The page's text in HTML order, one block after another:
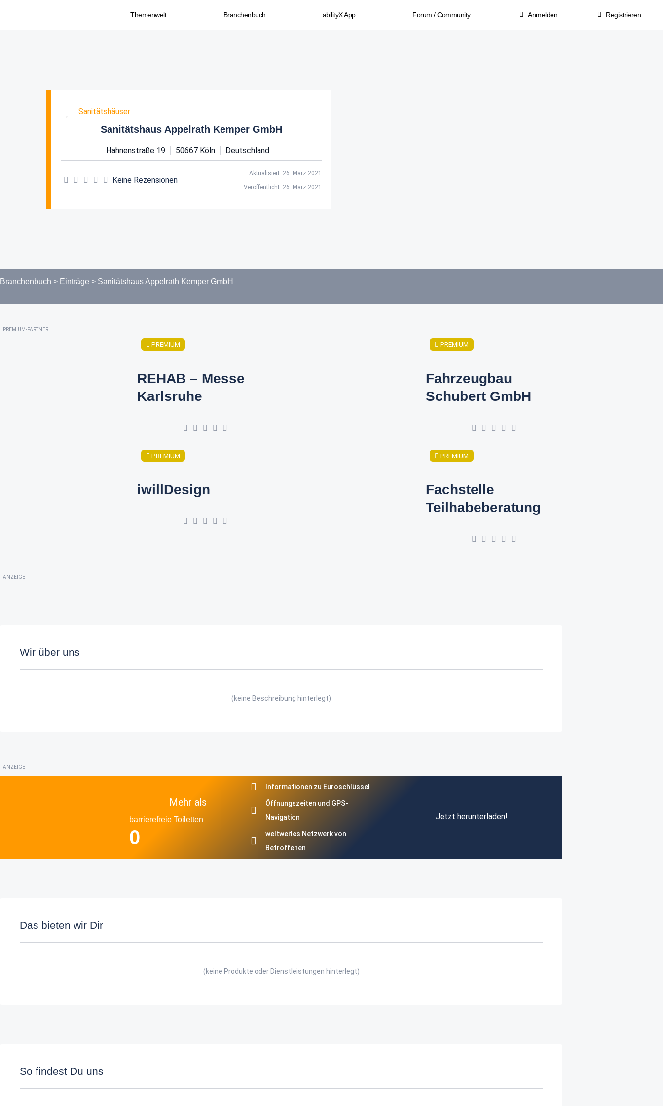
Themenwelt Branchenbuch abilityX App Forum / Community Anmelden Registrieren
Favorit
Sanitätshäuser
Sanitätshaus Appelrath Kemper GmbH
Hahnenstraße 19 50667 Köln Deutschland
Keine Rezensionen
Aktualisiert: 26. März 2021
Veröffentlicht: 26. März 2021
Branchenbuch > Einträge > Sanitätshaus Appelrath Kemper GmbH
PREMIUM-PARTNER
PREMIUM
REHAB – Messe
Karlsruhe
PREMIUM
Fahrzeugbau
Schubert GmbH
PREMIUM
iwillDesign
PREMIUM
Fachstelle
Teilhabeberatung
ANZEIGE
Wir über uns
(keine Beschreibung hinterlegt)
ANZEIGE
Mehr als
barrierefreie Toiletten
0
Informationen zu Euroschlüssel
Öffnungszeiten und GPS-
Navigation
weltweites Netzwerk von
Betroffenen
Jetzt herunterladen!
Das bieten wir Dir
(keine Produkte oder Dienstleistungen hinterlegt)
So findest Du uns